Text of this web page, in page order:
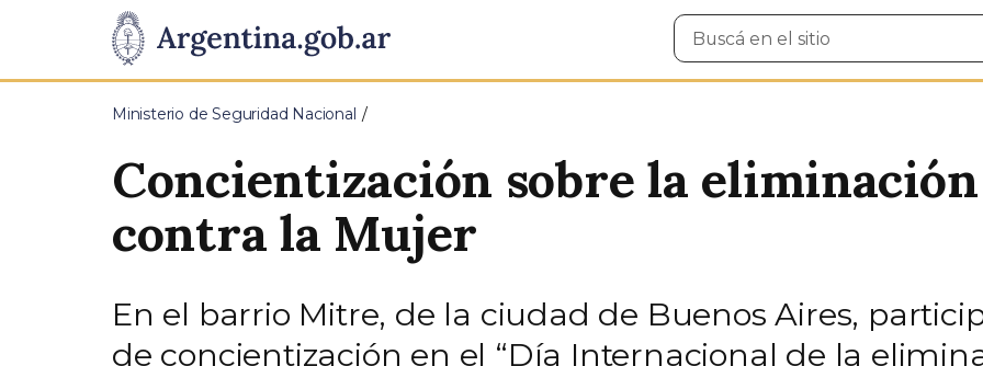
Presidencia
de
Pasar al contenido principal
Buscar
en
Ministerio de Seguridad Nacional
Concientización sobre la
contra la Mujer
En el barrio Mitre, de la ciudad de Buenos Aires,
de concientización en el “Día Internacional de la